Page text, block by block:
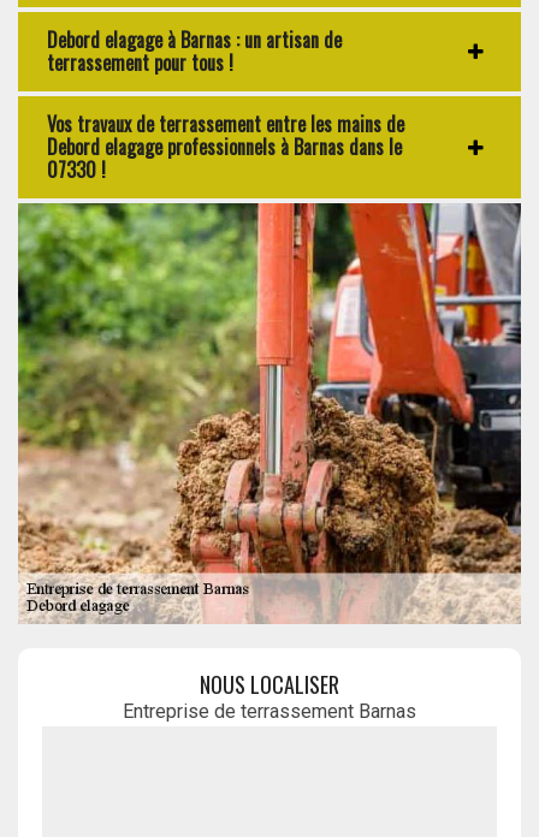
Debord elagage à Barnas : un artisan de
terrassement pour tous !
Vos travaux de terrassement entre les mains de
Debord elagage professionnels à Barnas dans le
07330 !
NOUS LOCALISER
Entreprise de terrassement Barnas